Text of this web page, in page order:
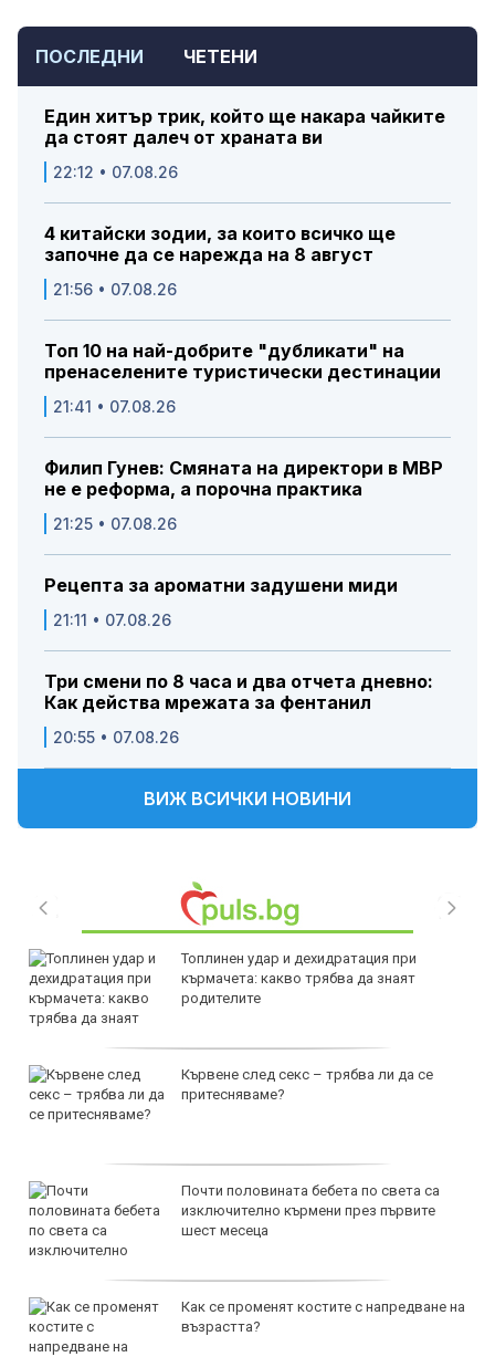
ПОСЛЕДНИ ЧЕТЕНИ
Един хитър трик, който ще накара чайките
да стоят далеч от храната ви
22:12 • 07.08.26
4 китайски зодии, за които всичко ще
започне да се нарежда на 8 август
21:56 • 07.08.26
Топ 10 на най-добрите "дубликати" на
пренаселените туристически дестинации
21:41 • 07.08.26
Филип Гунев: Смяната на директори в МВР
не е реформа, а порочна практика
21:25 • 07.08.26
Рецепта за ароматни задушени миди
21:11 • 07.08.26
Три смени по 8 часа и два отчета дневно:
Как действа мрежата за фентанил
20:55 • 07.08.26
ВИЖ ВСИЧКИ НОВИНИ
Топлинен удар и дехидратация при
кърмачета: какво трябва да знаят
родителите
Кървене след секс – трябва ли да се
притесняваме?
Почти половината бебета по света са
изключително кърмени през първите
шест месеца
Как се променят костите с напредване на
възрастта?